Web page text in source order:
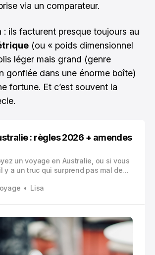
via un comparateur.
: ils facturent presque toujours au
(ou « poids dimensionnel
léger mais grand (genre
gonflée dans une énorme boîte)
fortune. Et c’est souvent la
: règles 2026 + amendes
un voyage en Australie, ou si vous
y a un truc qui surprend pas mal de
Lisa